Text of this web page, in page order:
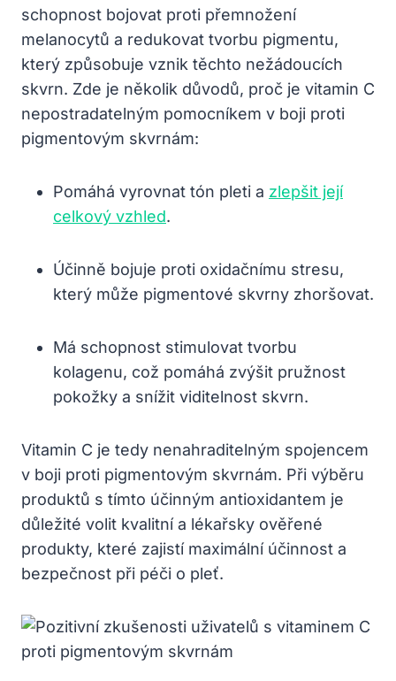
schopnost bojovat proti přemnožení
melanocytů a redukovat tvorbu pigmentu,
který způsobuje vznik těchto nežádoucích
skvrn. Zde je několik důvodů, proč je vitamin C
nepostradatelným pomocníkem v boji proti
pigmentovým skvrnám:
Pomáhá vyrovnat tón pleti a zlepšit její
celkový vzhled.
Účinně bojuje proti oxidačnímu stresu,
který může pigmentové skvrny zhoršovat.
Má schopnost stimulovat tvorbu
kolagenu, což pomáhá zvýšit pružnost
pokožky a snížit viditelnost skvrn.
Vitamin C je tedy nenahraditelným spojencem
v boji proti pigmentovým skvrnám. Při výběru
produktů s tímto účinným antioxidantem je
důležité volit kvalitní a lékařsky ověřené
produkty, které zajistí maximální účinnost a
bezpečnost při péči o pleť.